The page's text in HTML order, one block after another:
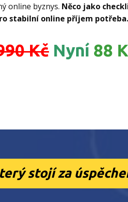
online byznys. Něco jako
stabilní online příjem
Kč Nyní 88
stojí za